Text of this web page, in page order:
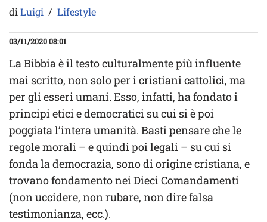
diLuigi Lifestyle
03/11/2020 08:01
La Bibbia è il testo culturalmente più influente
mai scritto, non solo per i cristiani cattolici, ma
per gli esseri umani. Esso, infatti, ha fondato i
principi etici e democratici su cui si è poi
poggiata l’intera umanità. Basti pensare che le
regole morali – e quindi poi legali – su cui si
fonda la democrazia, sono di origine cristiana, e
trovano fondamento nei Dieci Comandamenti
(non uccidere, non rubare, non dire falsa
testimonianza, ecc.).